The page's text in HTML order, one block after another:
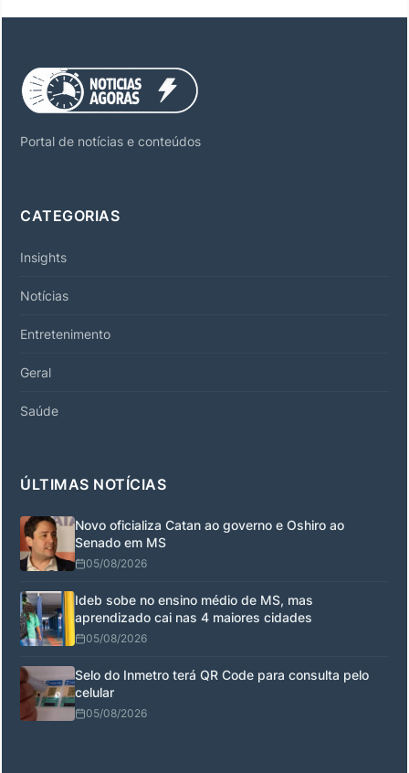
Portal de notícias e conteúdos
CATEGORIAS
Insights
Notícias
Entretenimento
Geral
Saúde
ÚLTIMAS NOTÍCIAS
Novo oficializa Catan ao governo e Oshiro ao
Senado em MS
05/08/2026
Ideb sobe no ensino médio de MS, mas
aprendizado cai nas 4 maiores cidades
05/08/2026
Selo do Inmetro terá QR Code para consulta pelo
celular
05/08/2026